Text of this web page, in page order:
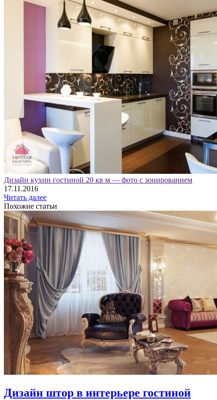
Дизайн кухни гостиной 20 кв м — фото с зонированием
17.11.2016
Читать далее
Похожие статьи
Дизайн штор в интерьере гостиной